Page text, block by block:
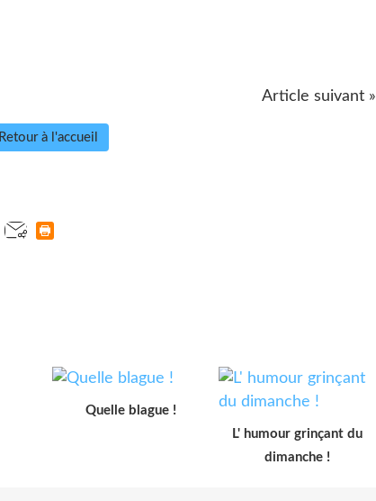
Article suivant »
Retour à l'accueil
Quelle blague !
L' humour grinçant du
dimanche !